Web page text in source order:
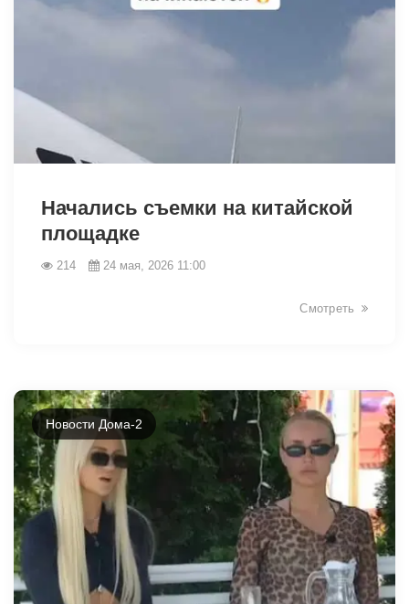
42450
Начались съемки на китайской
площадке
214 24 мая, 2026 11:00
Смотреть
Новости Дома-2